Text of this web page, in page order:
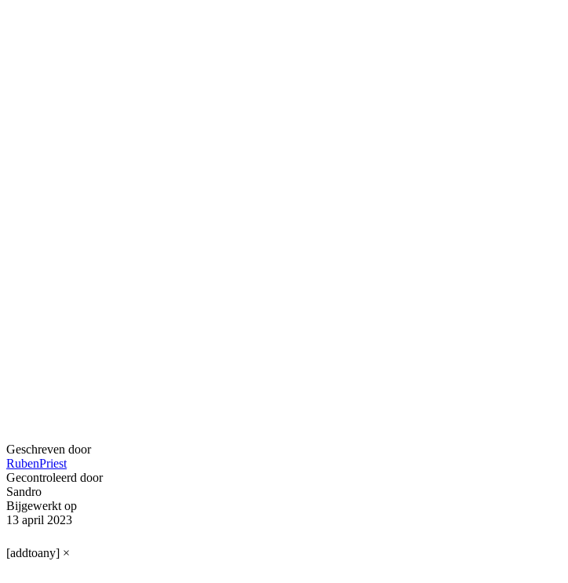
Geschreven door
RubenPriest
Gecontroleerd door
Sandro
Bijgewerkt op
13 april 2023
[addtoany] ×